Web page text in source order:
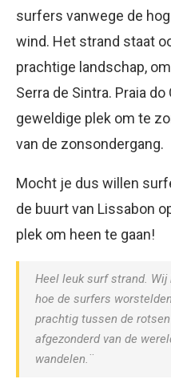
surfers vanwege de
wind. Het strand staat
prachtige landschap,
Serra de Sintra. Praia
geweldige plek om te
van de zonsondergang.
Mocht je dus willen
de buurt van Lissabon
plek om heen te gaan!
Heel leuk surf strand. Wij
hoe de surfers
prachtig tussen de
afgezonderd van de
wandelen.¨